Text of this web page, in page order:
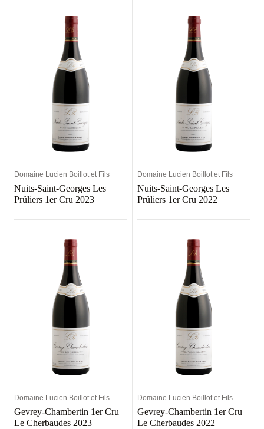
Domaine Lucien Boillot et Fils
Nuits-Saint-Georges Les
Prûliers 1er Cru 2023
Domaine Lucien Boillot et Fils
Nuits-Saint-Georges Les
Prûliers 1er Cru 2022
Domaine Lucien Boillot et Fils
Gevrey-Chambertin 1er Cru
Le Cherbaudes 2023
Domaine Lucien Boillot et Fils
Gevrey-Chambertin 1er Cru
Le Cherbaudes 2022